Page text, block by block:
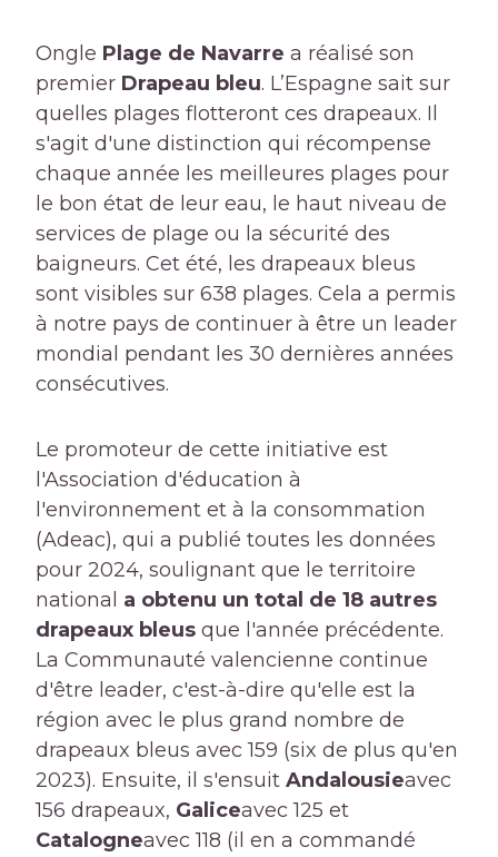
Ongle Plage de Navarre a réalisé son
premier Drapeau bleu. L’Espagne sait sur
quelles plages flotteront ces drapeaux. Il
s'agit d'une distinction qui récompense
chaque année les meilleures plages pour
le bon état de leur eau, le haut niveau de
services de plage ou la sécurité des
baigneurs. Cet été, les drapeaux bleus
sont visibles sur 638 plages. Cela a permis
à notre pays de continuer à être un leader
mondial pendant les 30 dernières années
consécutives.
Le promoteur de cette initiative est
l'Association d'éducation à
l'environnement et à la consommation
(Adeac), qui a publié toutes les données
pour 2024, soulignant que le territoire
national a obtenu un total de 18 autres
drapeaux bleus que l'année précédente.
La Communauté valencienne continue
d'être leader, c'est-à-dire qu'elle est la
région avec le plus grand nombre de
drapeaux bleus avec 159 (six de plus qu'en
2023). Ensuite, il s'ensuit Andalousieavec
156 drapeaux, Galiceavec 125 et
Catalogneavec 118 (il en a commandé